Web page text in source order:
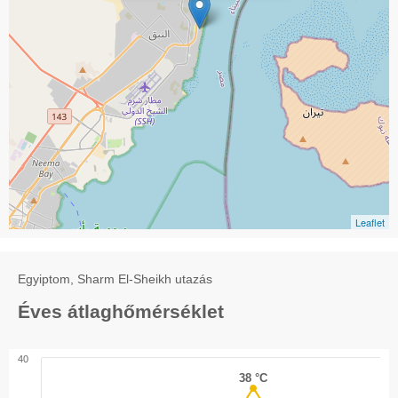
Leaflet
Egyiptom, Sharm El-Sheikh utazás
Éves átlaghőmérséklet
38 °C
38 °C
40